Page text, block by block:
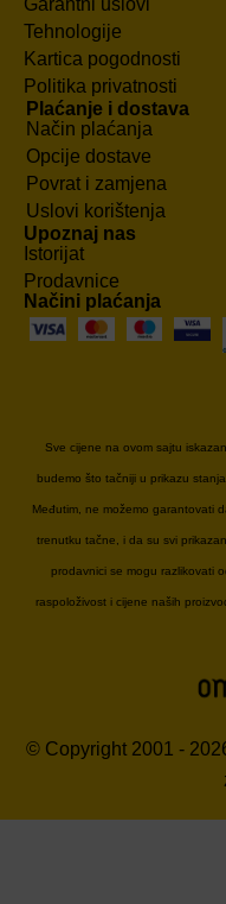
Garantni uslovi
Tehnologije
Kartica pogodnosti
Politika privatnosti
Plaćanje i dostava
Način plaćanja
Opcije dostave
Povrat i zamjena
Uslovi korištenja
Upoznaj nas
Istorijat
Prodavnice
Načini plaćanja
Sve cijene na ovom sajtu
budemo što tačniji u prikazu
Međutim, ne možemo garantovati
trenutku tačne, i da su svi
prodavnici se mogu razlikovati
raspoloživost i cijene naših
© Copyright 2001 -